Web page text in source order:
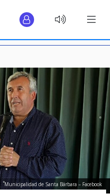
Municipalidad de Santa Bárbara – Facebook